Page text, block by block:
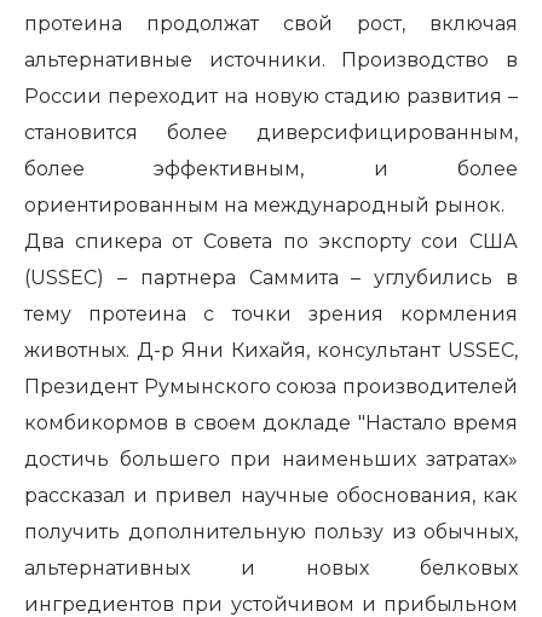
протеина продолжат свой рост, включая
альтернативные источники. Производство в
России переходит на новую стадию развития –
становится более диверсифицированным,
более эффективным, и более
ориентированным на международный рынок.
Два спикера от Совета по экспорту сои США
(USSEC) – партнера Саммита – углубились в
тему протеина с точки зрения кормления
животных. Д-р Яни Кихайя, консультант USSEC,
Президент Румынского союза производителей
комбикормов в своем докладе "Настало время
достичь большего при наименьших затратах»
рассказал и привел научные обоснования, как
получить дополнительную пользу из обычных,
альтернативных и новых белковых
ингредиентов при устойчивом и прибыльном